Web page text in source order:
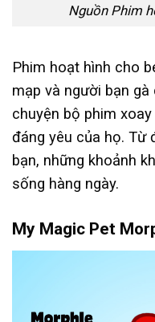
Nguồn Phim
Phim hoạt hình cho
mạp và người bạn gà
chuyện bộ phim
đáng yêu của họ. Từ
bạn, những khoảnh
sống hàng ngày.
My Magic Pet